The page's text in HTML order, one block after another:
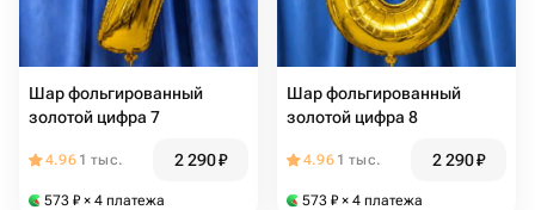
Шар фольгированный
золотой цифра 7
4.96 1 тыс. 2 290₽
573 ₽ × 4 платежа
Шар фольгированный
золотой цифра 8
4.96 1 тыс. 2 290₽
573 ₽ × 4 платежа